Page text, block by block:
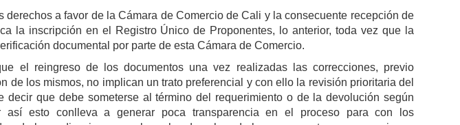
derechos a favor de la Cámara de Comercio de Cali y la consecuente recepción de
la inscripción en el Registro Único de Proponentes, lo anterior, toda vez que la
documental por parte de esta Cámara de Comercio.
el reingreso de los documentos una vez realizadas las correcciones, previo
de los mismos, no implican un trato preferencial y con ello la revisión prioritaria del
decir que debe someterse al término del requerimiento o de la devolución según
así esto conlleva a generar poca transparencia en el proceso para con los